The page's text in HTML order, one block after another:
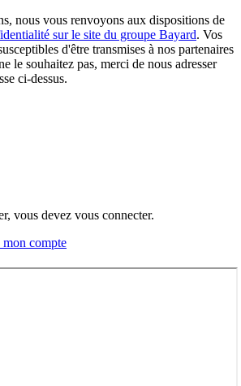
nous vous renvoyons aux dispositions de
sur le site du groupe Bayard. Vos
d'être transmises à nos partenaires
le souhaitez pas, merci de nous adresser
ci-dessus.
vous devez vous connecter.
mon compte